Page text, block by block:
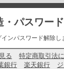
パスワー
ンパスワード解除
る
特定商取引法
銀行 楽天銀行